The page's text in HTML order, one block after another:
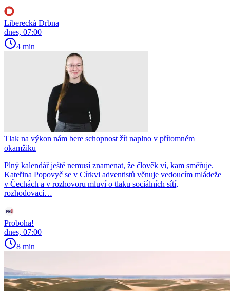
Liberecká Drbna
dnes, 07:00
4 min
Tlak na výkon nám bere schopnost žít naplno v přítomném
okamžiku
Plný kalendář ještě nemusí znamenat, že člověk ví, kam směřuje.
Kateřina Popovyč se v Církvi adventistů věnuje vedoucím mládeže
v Čechách a v rozhovoru mluví o tlaku sociálních sítí,
rozhodovací…
Proboha!
dnes, 07:00
8 min